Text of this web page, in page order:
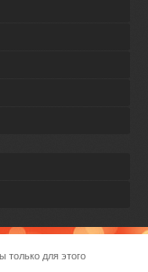
только для этого